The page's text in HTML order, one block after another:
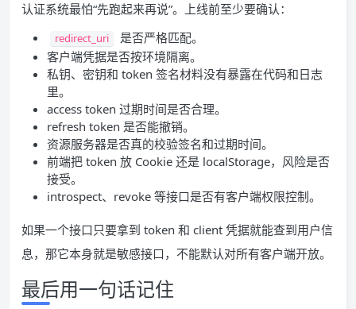
认证系统最怕“先跑起来再说”。上线前至少要确认：
redirect_uri
是否严格匹配。
客户端凭据是否按环境隔离。
私钥、密钥和 token 签名材料没有暴露在代码和日志
里。
access token 过期时间是否合理。
refresh token 是否能撤销。
资源服务器是否真的校验签名和过期时间。
前端把 token 放 Cookie 还是 localStorage，风险是否
接受。
introspect、revoke 等接口是否有客户端权限控制。
如果一个接口只要拿到 token 和 client 凭据就能查到用户信
息，那它本身就是敏感接口，不能默认对所有客户端开放。
最后用一句话记住